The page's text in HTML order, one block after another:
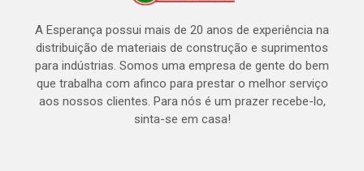
A Esperança possui mais de 20 anos de experiência na
distribuição de materiais de construção e suprimentos
para indústrias. Somos uma empresa de gente do bem
que trabalha com afinco para prestar o melhor serviço
aos nossos clientes. Para nós é um prazer recebe-lo,
sinta-se em casa!